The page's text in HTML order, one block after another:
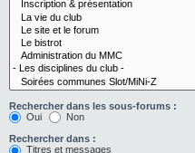
Rechercher dans les sous-forums :
Oui
Non
Rechercher dans :
Titres et messages